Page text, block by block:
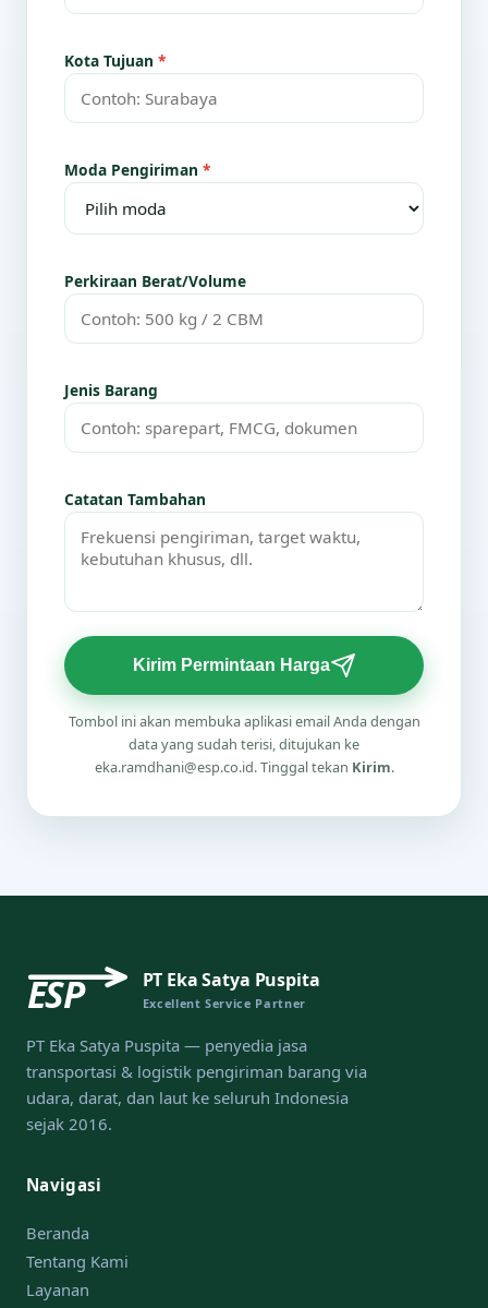
Kota Tujuan *
Moda Pengiriman *
Perkiraan Berat/Volume
Jenis Barang
Catatan Tambahan
Kirim Permintaan Harga
Tombol ini akan membuka aplikasi email Anda dengan
data yang sudah terisi, ditujukan ke
eka.ramdhani@esp.co.id. Tinggal tekan Kirim.
ESP PT Eka Satya Puspita
Excellent Service Partner
PT Eka Satya Puspita — penyedia jasa
transportasi & logistik pengiriman barang via
udara, darat, dan laut ke seluruh Indonesia
sejak 2016.
Navigasi
Beranda
Tentang Kami
Layanan